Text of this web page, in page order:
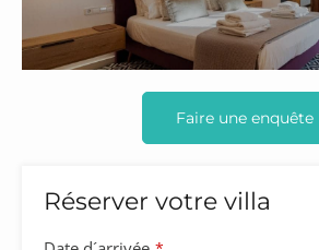
Faire une enquête
Réserver votre villa